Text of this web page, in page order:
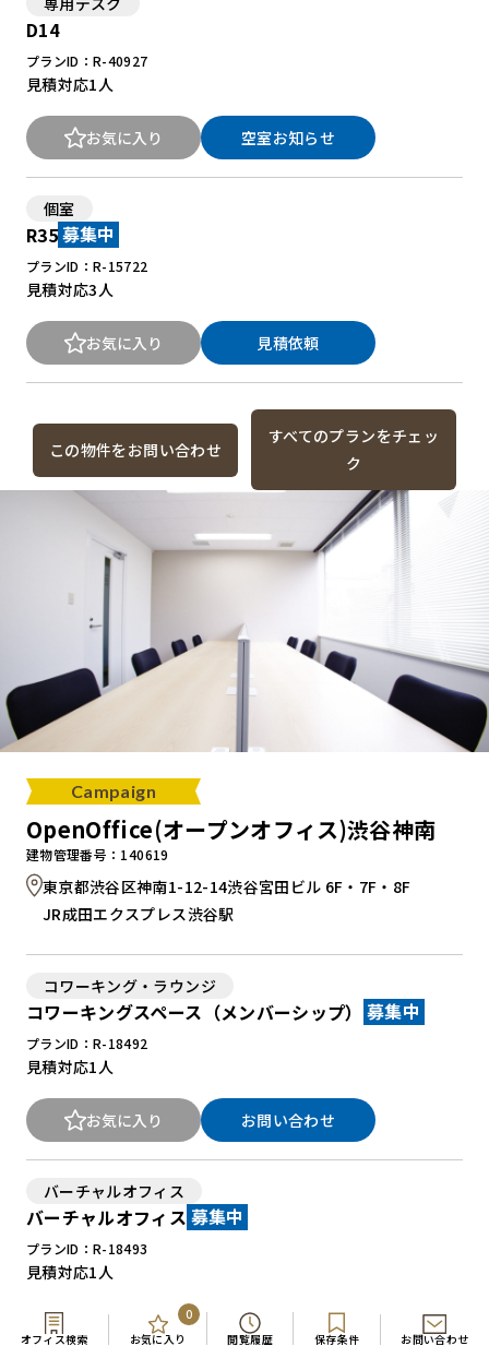
オフィス検索 お気に入り
0
閲覧履歴
保存条件 お問い合わせ
D14
プランID：R-40927
見積対応1人
お気に入り 空室お知らせ
個室
R35 募集中
プランID：R-15722
見積対応3人
お気に入り 見積依頼
この物件をお問い合わせ
すべてのプランをチェッ
ク
Campaign
OpenOffice(オープンオフィス)渋谷神南
建物管理番号：140619
東京都渋谷区神南1-12-14渋谷宮田ビル 6F・7F・8F
JR成田エクスプレス渋谷駅
コワーキング・ラウンジ
コワーキングスペース（メンバーシップ） 募集中
プランID：R-18492
見積対応1人
お気に入り お問い合わせ
バーチャルオフィス
バーチャルオフィス 募集中
プランID：R-18493
見積対応1人
お気に入り お問い合わせ